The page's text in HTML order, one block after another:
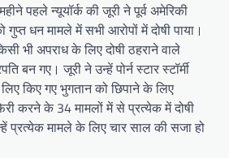
पहले न्यूयॉर्क की जूरी ने पूर्व अमेरिकी
गुप्त धन मामले में सभी आरोपों में दोषी पाया।
भी अपराध के लिए दोषी ठहराने वाले
बन गए। जूरी ने उन्हें पोर्न स्टार स्टॉर्मी
किए गए भुगतान को छिपाने के लिए
करने के 34 मामलों में से प्रत्येक में दोषी
प्रत्येक मामले के लिए चार साल की सजा हो